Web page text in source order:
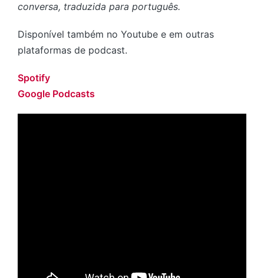
conversa, traduzida para português.
Disponível também no Youtube e em outras
plataformas de podcast.
Spotify
Google Podcasts